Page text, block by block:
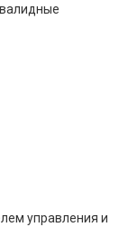
управления и